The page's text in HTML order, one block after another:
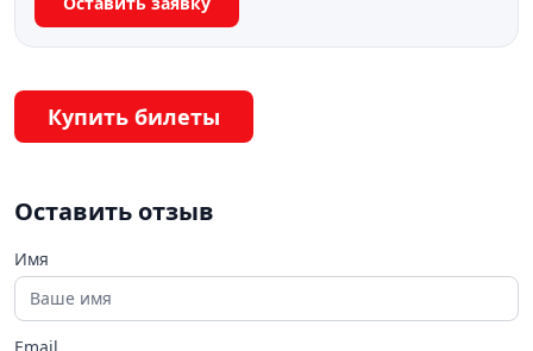
Купить билеты
Оставить отзыв
Имя